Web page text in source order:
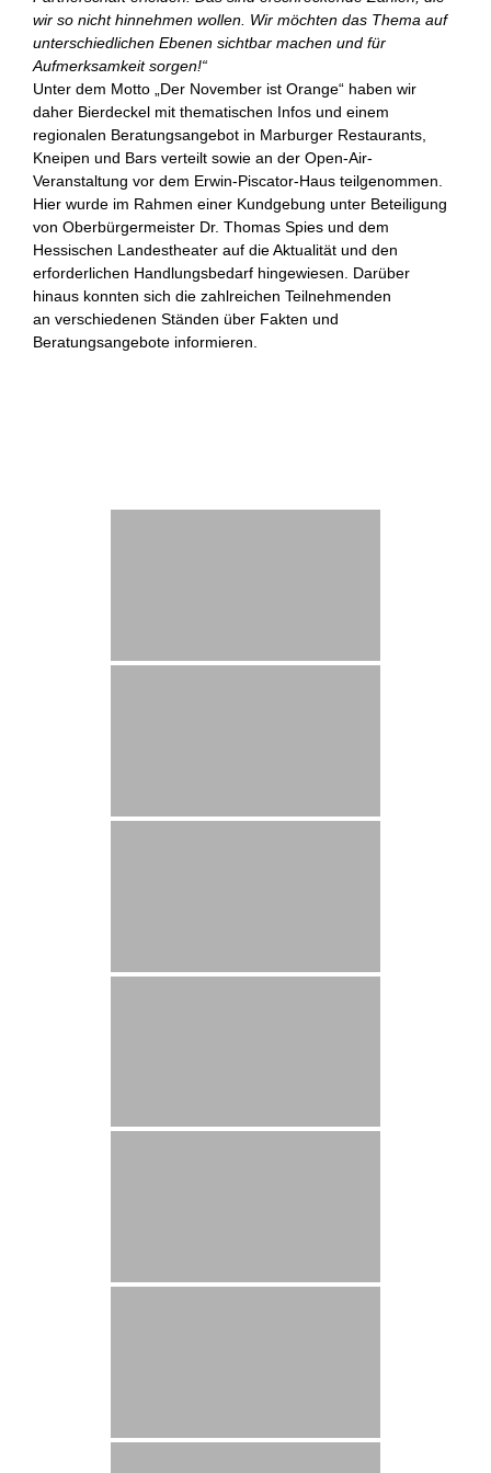
wir so nicht hinnehmen wollen. Wir möchten das Thema auf
unterschiedlichen Ebenen sichtbar machen und für
Aufmerksamkeit sorgen!“
Unter dem Motto „Der November ist Orange“ haben wir
daher Bierdeckel mit thematischen Infos und einem
regionalen Beratungsangebot in Marburger Restaurants,
Kneipen und Bars verteilt sowie an der Open-Air-
Veranstaltung vor dem Erwin-Piscator-Haus teilgenommen.
Hier wurde im Rahmen einer Kundgebung unter Beteiligung
von Oberbürgermeister Dr. Thomas Spies und dem
Hessischen Landestheater auf die Aktualität und den
erforderlichen Handlungsbedarf hingewiesen. Darüber
hinaus konnten sich die zahlreichen Teilnehmenden
an verschiedenen Ständen über Fakten und
Beratungsangebote informieren.